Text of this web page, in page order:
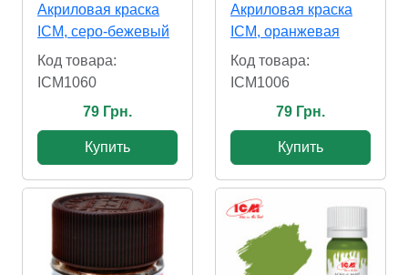
Акриловая краска
ICM, серо-бежевый
Код товара:
ICM1060
79 Грн.
Купить
Акриловая краска
ICM, оранжевая
Код товара:
ICM1006
79 Грн.
Купить